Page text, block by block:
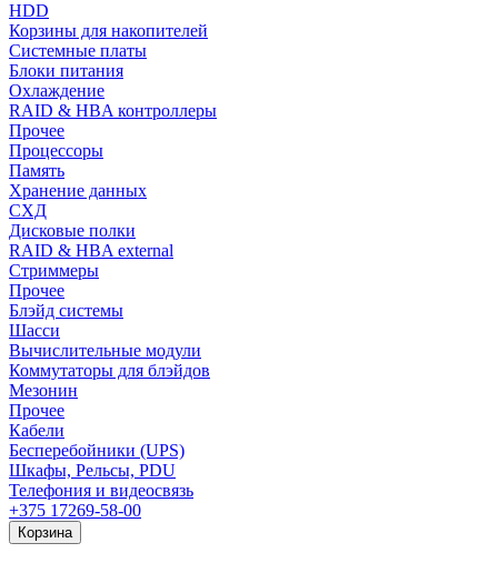
HDD
Корзины для накопителей
Системные платы
Блоки питания
Охлаждение
RAID & HBA контроллеры
Прочее
Процессоры
Память
Хранение данных
СХД
Дисковые полки
RAID & HBA external
Стриммеры
Прочее
Блэйд системы
Шасси
Вычислительные модули
Коммутаторы для блэйдов
Мезонин
Прочее
Кабели
Бесперебойники (UPS)
Шкафы, Рельсы, PDU
Телефония и видеосвязь
+375 17269-58-00
Корзина